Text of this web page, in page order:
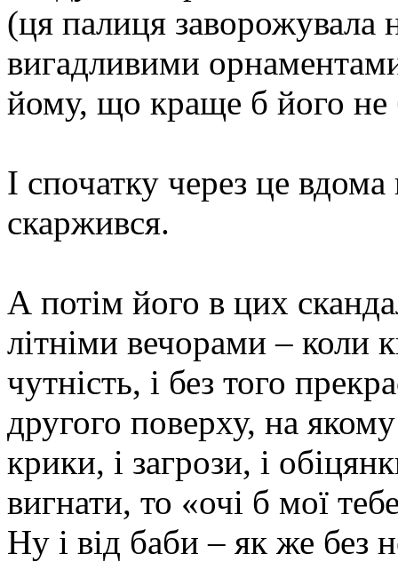
(ця палиця заворожувала
вигадливими
йому, що краще б його
І спочатку через це вдома
скаржився.
А потім його в цих
літніми вечорами – коли
чутність, і без того
другого поверху, на
крики, і загрози, і
вигнати, то «очі б мої
Ну і від баби – як же без